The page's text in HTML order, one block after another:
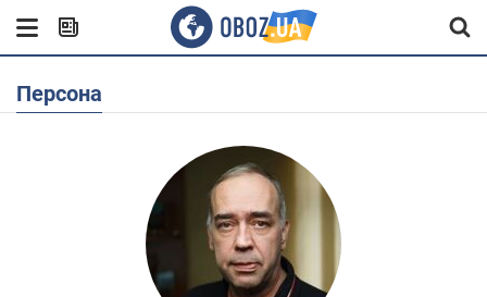
Персона